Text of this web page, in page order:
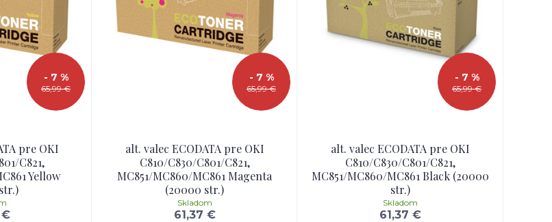
65,99 €
- 7 %
pre OKI
C821,
Yellow
€
65,99 €
- 7 %
alt. valec ECODATA pre OKI
C810/C830/C801/C821,
MC851/MC860/MC861 Magenta
(20000 str.)
61,37 €
Skladom
65,99 €
- 7 %
alt. valec ECODATA pre OKI
C810/C830/C801/C821,
MC851/MC860/MC861 Black (20000
str.)
61,37 €
Skladom